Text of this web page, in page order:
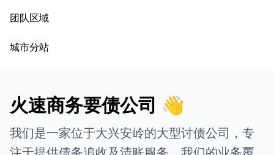
团队区域
城市分站
火速商务要债公司 👋
我们是一家位于大兴安岭的大型讨债公司，专